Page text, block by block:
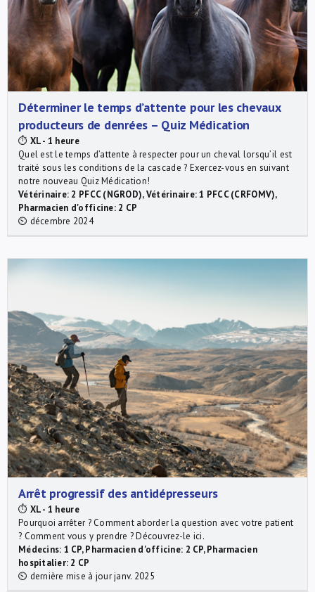
Déterminer le temps d’attente pour les chevaux
producteurs de denrées – Quiz Médication
⏱ XL - 1 heure
Quel est le temps d’attente à respecter pour un cheval lorsqu’il est
traité sous les conditions de la cascade ? Exercez-vous en suivant
notre nouveau Quiz Médication!
Vétérinaire: 2 PFCC (NGROD), Vétérinaire: 1 PFCC (CRFOMV),
Pharmacien d'officine: 2 CP
⏲ décembre 2024
Arrêt progressif des antidépresseurs
⏱ XL - 1 heure
Pourquoi arrêter ? Comment aborder la question avec votre patient
? Comment vous y prendre ? Découvrez-le ici.
Médecins: 1 CP, Pharmacien d'officine: 2 CP, Pharmacien
hospitalier: 2 CP
⏲ dernière mise à jour janv. 2025